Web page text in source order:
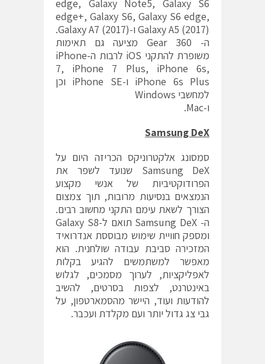
edge, Galaxy Note5, Galaxy S6
edge+, Galaxy S6, Galaxy S6 edge,
Galaxy A5 (2017) ו-Galaxy A7 (2017).
ה- Gear 360 מציעה גם תאימות
משופרת להתקני iOS לרבות ה-iPhone
7, iPhone 7 Plus, iPhone 6s,
iPhone 6s Plus ו-iPhone SE וכן
למחשבי Windows
ו-Mac.
Samsung DeX
סמסונג אלקטרוניקס הכריזה היום על
Samsung DeX שנועד לשפר את
הפרודוקטיביות של אנשי מקצוע
הנמצאים בנסיעות מרובות, תוך צמצום
הצורך לשאת עימם התקני מחשוב רבים.
ה- Samsung DeX תואם ל-Galaxy S8
ומספק חוויית שימוש מבוססת אנדרואיד
המזכירה סביבת עבודה שולחנית. הוא
מאפשר למשתמשים להגיע בקלות
לאפליקציות, לערוך מסמכים, לגלוש
באינטרנט, לצפות בסרטים, להשיב
להודעות ועוד, היישר מהסמארטפון, על
גבי צג גדול יותר ועם מקלדת ועכבר.